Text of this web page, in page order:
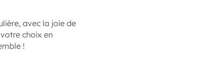
avec la joie de
choix en
!